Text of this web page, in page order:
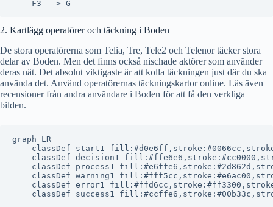
2. Kartlägg operatörer och täckning i Boden
De stora operatörerna som Telia, Tre, Tele2 och Telenor täcker stora
delar av Boden. Men det finns också nischade aktörer som använder
deras nät. Det absolut viktigaste är att kolla täckningen just där du ska
använda det. Använd operatörernas täckningskartor online. Läs även
recensioner från andra användare i Boden för att få den verkliga
bilden.
graph LR
classDef start1
classDef decision1
classDef process1
classDef warning1
classDef error1
classDef success1